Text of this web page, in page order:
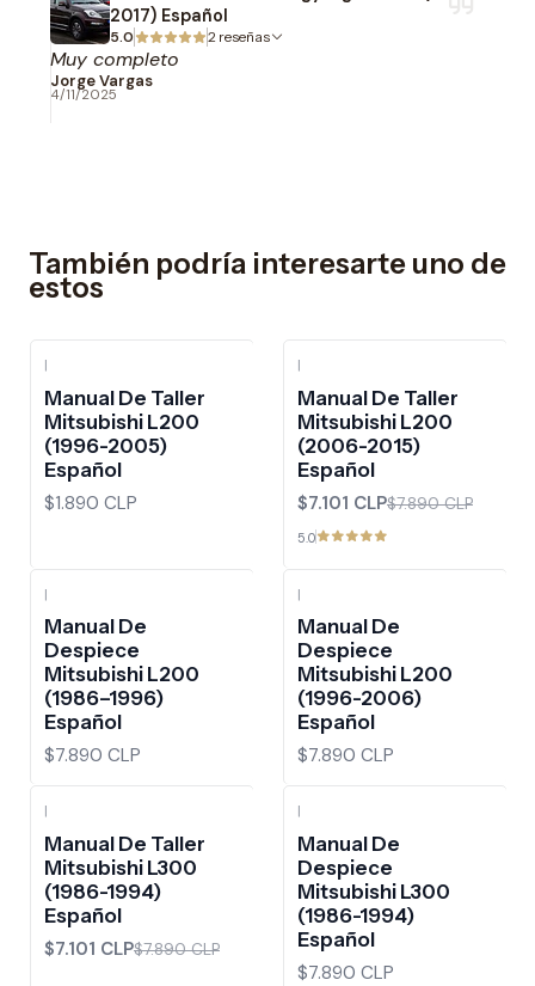
2017) Español
5.0 2 reseñas
Muy completo
Jorge Vargas
4/11/2025
También podría interesarte uno de
estos
|
Manual De Taller
Mitsubishi L200
(1996-2005)
Español
$1.890 CLP
|
Manual De Taller
Mitsubishi L200
(2006-2015)
Español
$7.101 CLP$7.890 CLP
5.0
|
Manual De
Despiece
Mitsubishi L200
(1986–1996)
Español
$7.890 CLP
|
Manual De
Despiece
Mitsubishi L200
(1996-2006)
Español
$7.890 CLP
|
Manual De Taller
Mitsubishi L300
(1986-1994)
Español
$7.101 CLP$7.890 CLP
|
Manual De
Despiece
Mitsubishi L300
(1986-1994)
Español
$7.890 CLP